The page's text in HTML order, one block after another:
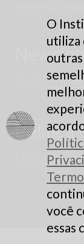
Cadastre-se
Política
Leia aqui
O
utiliza
você
essas